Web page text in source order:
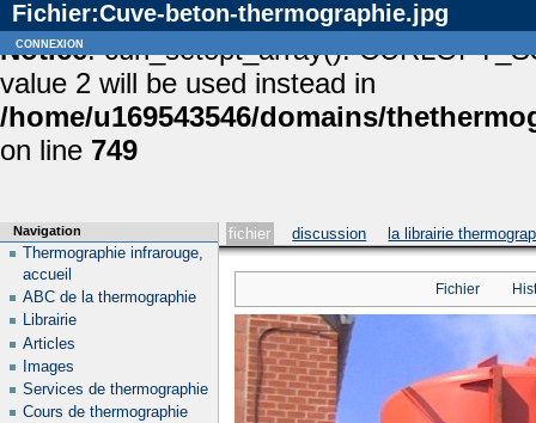
Notice: curl_setopt_array():
value 2 will be used instead in
/home/u169543546/domains/
on line 749
Fichier:Cuve-beton-thermographie.jpg
fichier discussion la librairie
Fichier
Navigation
Thermographie infrarouge,
accueil
ABC de la thermographie
Librairie
Articles
Images
Services de thermographie
Cours de thermographie
connexion